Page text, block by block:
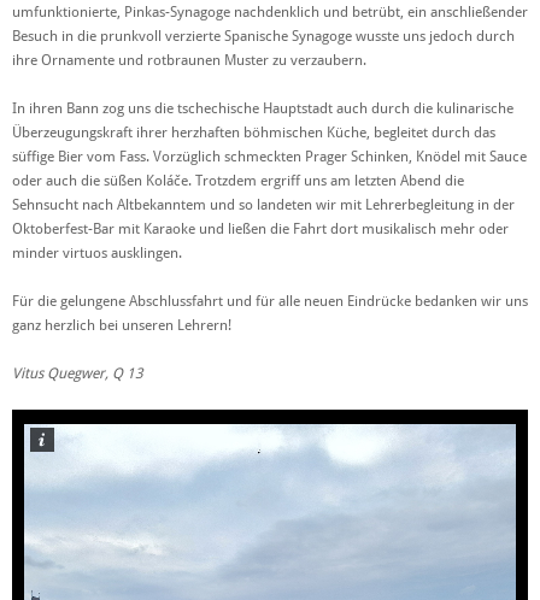
umfunktionierte, Pinkas-Synagoge nachdenklich und betrübt, ein anschließender
Besuch in die prunkvoll verzierte Spanische Synagoge wusste uns jedoch durch
ihre Ornamente und rotbraunen Muster zu verzaubern.
In ihren Bann zog uns die tschechische Hauptstadt auch durch die kulinarische
Überzeugungskraft ihrer herzhaften böhmischen Küche, begleitet durch das
süffige Bier vom Fass. Vorzüglich schmeckten Prager Schinken, Knödel mit Sauce
oder auch die süßen Koláče. Trotzdem ergriff uns am letzten Abend die
Sehnsucht nach Altbekanntem und so landeten wir mit Lehrerbegleitung in der
Oktoberfest-Bar mit Karaoke und ließen die Fahrt dort musikalisch mehr oder
minder virtuos ausklingen.
Für die gelungene Abschlussfahrt und für alle neuen Eindrücke bedanken wir uns
ganz herzlich bei unseren Lehrern!
Vitus Quegwer, Q 13